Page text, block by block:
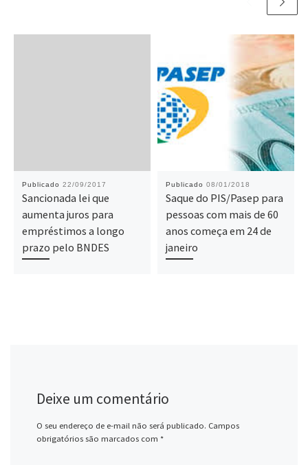
Publicado 22/09/2017
Sancionada lei que
aumenta juros para
empréstimos a longo
prazo pelo BNDES
Publicado 08/01/2018
Saque do PIS/Pasep para
pessoas com mais de 60
anos começa em 24 de
janeiro
Deixe um comentário
O seu endereço de e-mail não será publicado. Campos
obrigatórios são marcados com *